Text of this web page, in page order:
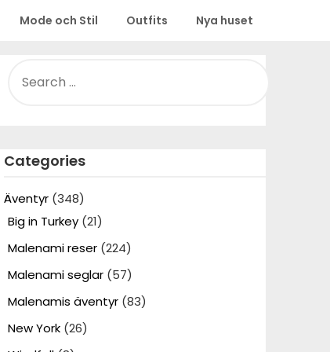
Mode och Stil Outfits Nya huset
FOR:
Categories
Äventyr(348)
Big in Turkey(21)
Malenami reser(224)
Malenami seglar(57)
Malenamis äventyr(83)
New York(26)